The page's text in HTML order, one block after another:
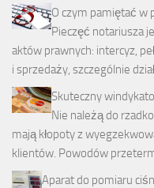
O czym pamiętać w
Pieczęć notariusza
aktów prawnych: intercyz,
i sprzedaży, szczególnie
Skuteczny
Nie należą do
mają kłopoty z
klientów. Powodów
Aparat do pomiaru